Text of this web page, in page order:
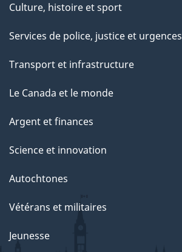
Culture, histoire et sport
Services de police, justice et urgences
Transport et infrastructure
Le Canada et le monde
Argent et finances
Science et innovation
Autochtones
Vétérans et militaires
Jeunesse